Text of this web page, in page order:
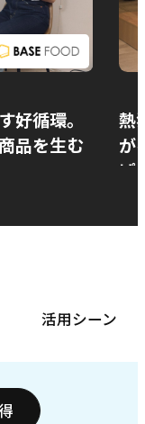
好循環。
品を生む
熱
が
ぱ
活用シーン